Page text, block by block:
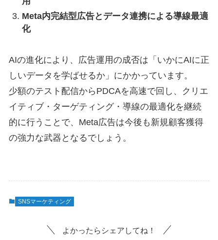
Meta内完結型広告とデータ連携による導線最適
化
AIの進化により、広告運用の成否は「いかにAIに正
しいデータを学ばせるか」にかかっています。
少額のテスト配信からPDCAを高速で回し、クリエ
イティブ・ターゲティング・導線の最適化を継続
的に行うことで、Meta広告は今後も新規顧客獲得
の強力な武器となるでしょう。
SNSマーケティング
よかったらシェアしてね！